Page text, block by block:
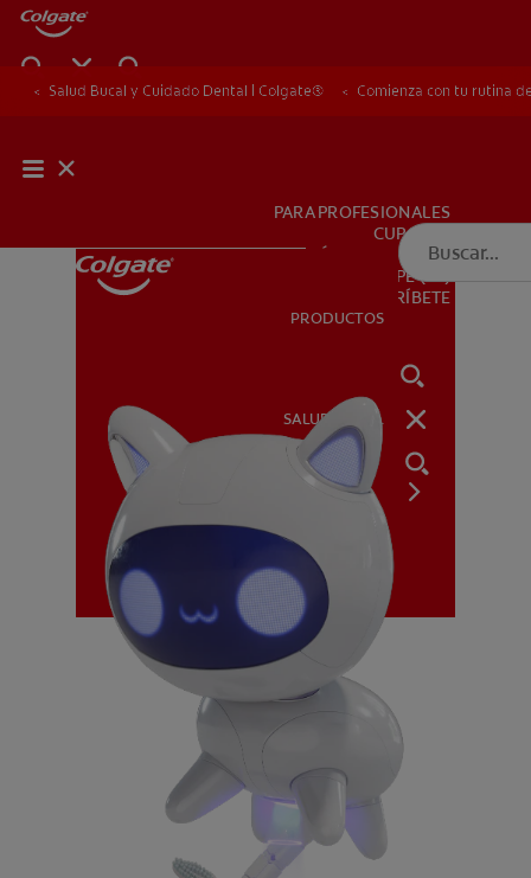
PRODUCTOS
CHEQUEO DE SALUD BUCAL
SELECCIÓN DE PRODUCTOS
PARA PROFESIONALES
PARA PROFESIONALES
CUPONES
DÓNDE COMPRAR
PE (ES)
SUSCRÍBETE
PRODUCTOS
SALUD BUCAL
CHEQUEO DE SALUD BUCAL
SELECCIÓN DE PRODUCTOS
Salud Bucal y Cuidado Dental | Colgate® Comienza con tu rutina